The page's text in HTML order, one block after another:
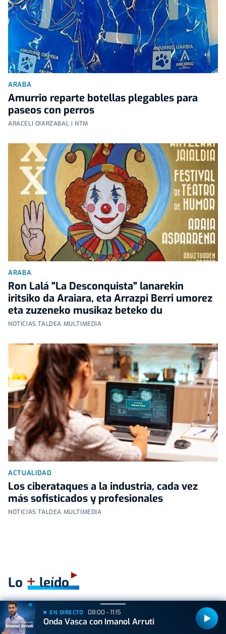
ARABA
Amurrio reparte botellas plegables para
paseos con perros
ARACELI OIARZABAL | NTM
ARABA
Ron Lalá "La Desconquista" lanarekin
iritsiko da Araiara, eta Arrazpi Berri umorez
eta zuzeneko musikaz beteko du
NOTICIAS TALDEA MULTIMEDIA
ACTUALIDAD
Los ciberataques a la industria, cada vez
más sofisticados y profesionales
NOTICIAS TALDEA MULTIMEDIA
Lo +leído
ACTUALIDAD
Hallan muerto a un recién nacido en un armario
después de que su madre ingresara en el
EN DIRECTO 08:00 - 11:15
Onda Vasca con Imanol Arruti